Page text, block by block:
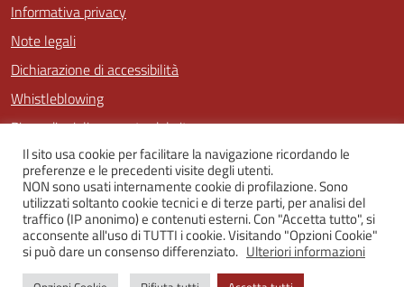
Informativa privacy
Note legali
Dichiarazione di accessibilità
Whistleblowing
Piano di miglioramento del sito
SEGUICI SU
FacebookTwitter YoutubeInstagram
Il sito usa cookie per facilitare la navigazione ricordando le
preferenze e le precedenti visite degli utenti.
NON sono usati internamente cookie di profilazione. Sono
utilizzati soltanto cookie tecnici e di terze parti, per analisi del
traffico (IP anonimo) e contenuti esterni. Con "Accetta tutto", si
acconsente all'uso di TUTTI i cookie. Visitando "Opzioni Cookie"
si può dare un consenso differenziato. Ulteriori informazioni